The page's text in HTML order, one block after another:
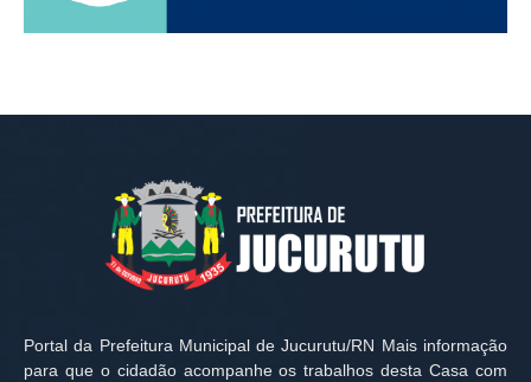
Portal da Prefeitura Municipal de Jucurutu/RN Mais informação
para que o cidadão acompanhe os trabalhos desta Casa com